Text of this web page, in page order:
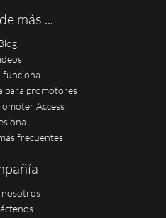
más ...
funciona
para promotores
Access
frecuentes
nosotros